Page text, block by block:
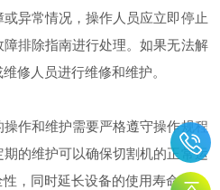
异常情况，操作人员应立即停止
排除指南进行处理。如果无法解
修人员进行维修和维护。
作和维护需要严格遵守操作规程
的维护可以确保切割机的正常运
，同时延长设备的使用寿命。